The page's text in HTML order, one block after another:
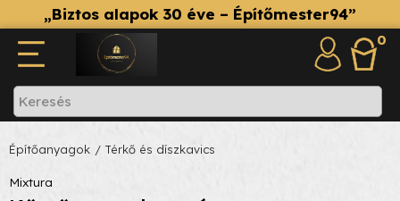
„Biztos alapok 30 éve – Építőmester94”
0
Építőanyagok / Térkő és díszkavics
Mixtura